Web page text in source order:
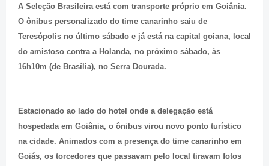
A Seleção Brasileira está com transporte próprio em Goiânia.
O ônibus personalizado do time canarinho saiu de
Teresópolis no último sábado e já está na capital goiana, local
do amistoso contra a Holanda, no próximo sábado, às
16h10m (de Brasília), no Serra Dourada.
Estacionado ao lado do hotel onde a delegação está
hospedada em Goiânia, o ônibus virou novo ponto turístico
na cidade. Animados com a presença do time canarinho em
Goiás, os torcedores que passavam pelo local tiravam fotos